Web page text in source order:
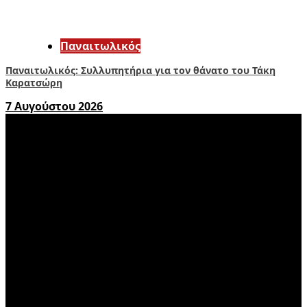
Παναιτωλικός
Παναιτωλικός: Συλλυπητήρια για τον θάνατο του Τάκη
Καρατσώρη
7 Αυγούστου 2026